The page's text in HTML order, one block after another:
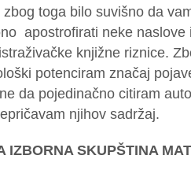
toga bilo suvišno da
apostrofirati neke naslove
knjižne riznice.
potenciram značaj
da pojedinačno citiram
njihov sadržaj.
IZBORNA SKUPŠTINA